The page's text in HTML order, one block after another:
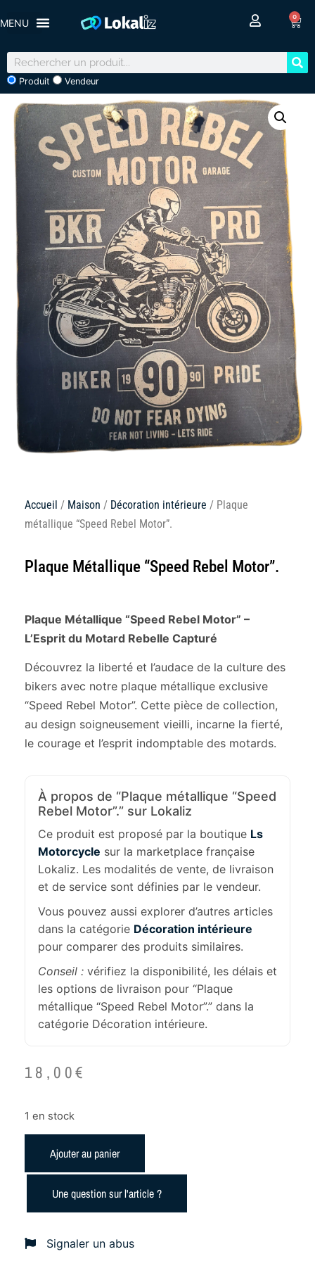
0
Produit Vendeur
Accueil / Maison / Décoration intérieure / Plaque
métallique “Speed Rebel Motor”.
Plaque Métallique “Speed Rebel Motor”.
Plaque Métallique “Speed Rebel Motor” –
L’Esprit du Motard Rebelle Capturé
Découvrez la liberté et l’audace de la culture des
bikers avec notre plaque métallique exclusive
“Speed Rebel Motor”. Cette pièce de collection,
au design soigneusement vieilli, incarne la fierté,
le courage et l’esprit indomptable des motards.
À propos de “Plaque métallique “Speed
Rebel Motor”.” sur Lokaliz
Ce produit est proposé par la boutique Ls
Motorcycle sur la marketplace française
Lokaliz. Les modalités de vente, de livraison
et de service sont définies par le vendeur.
Vous pouvez aussi explorer d’autres articles
dans la catégorie Décoration intérieure
pour comparer des produits similaires.
Conseil : vérifiez la disponibilité, les délais et
les options de livraison pour “Plaque
métallique “Speed Rebel Motor”.” dans la
catégorie Décoration intérieure.
18,00€
1 en stock
Ajouter au panier
Une question sur l'article ?
Signaler un abus